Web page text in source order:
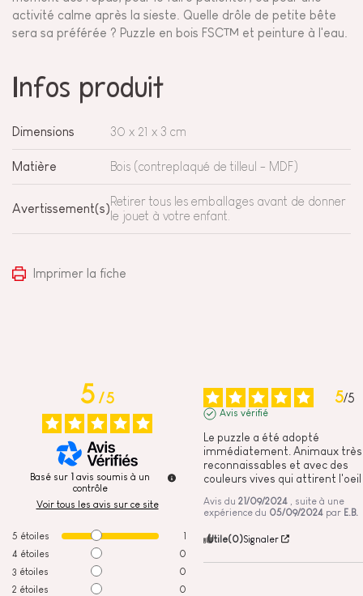
activité calme après la sieste. Quelle drôle de petite bête
sera sa préférée ? Puzzle en bois FSC™ et peinture à l'eau.
Infos produit
Dimensions 30 x 21 x 3 cm
Matière Bois (contreplaqué de tilleul - MDF)
Avertissement(s)
Retirer tous les emballages avant de donner
le jouet à votre enfant.
Imprimer la fiche
5/5
Basé sur 1 avis soumis à un
contrôle
Voir tous les avis sur ce site
5 étoiles
1
4 étoiles
0
3 étoiles
0
2 étoiles
0
5/5
Avis vérifié
Le puzzle a été adopté
immédiatement. Animaux très
reconnaissables et avec des
couleurs vives qui attirent l'oeil
Avis du 21/09/2024
, suite à une
expérience du 05/09/2024 par E.B.
Utile(0)Signaler